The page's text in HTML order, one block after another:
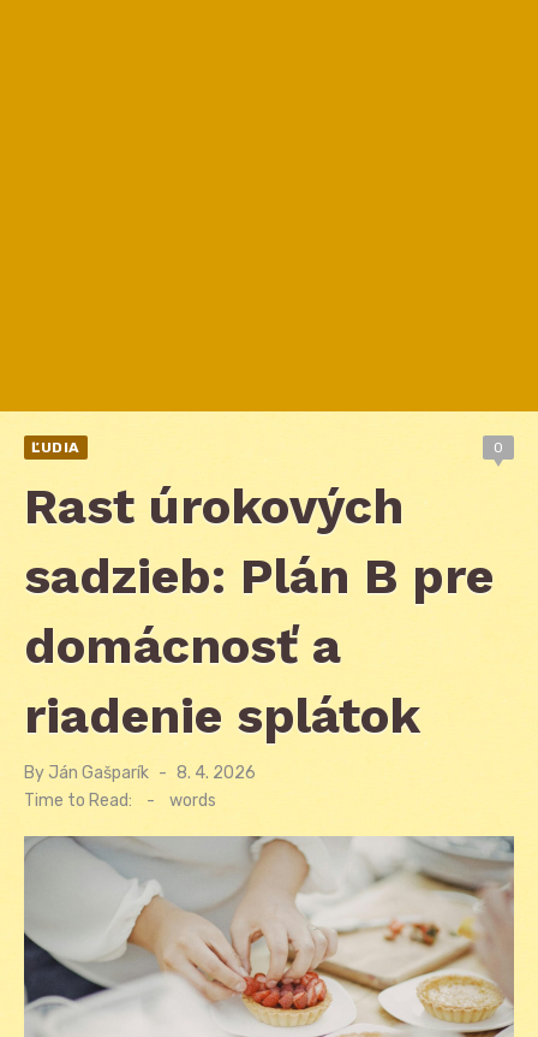
ĽUDIA 0
Rast úrokových
sadzieb: Plán B pre
domácnosť a
riadenie splátok
By Ján Gašparík
Posted
on
8. 4. 2026
Time to Read:
- words